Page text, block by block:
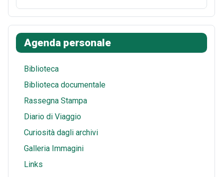
o
k
r
e
s
t
i
t
t
s
A
p
p
a
i
l
h
a
r
e
Agenda personale
Biblioteca
Biblioteca documentale
Rassegna Stampa
Diario di Viaggio
Curiosità dagli archivi
Galleria Immagini
Links